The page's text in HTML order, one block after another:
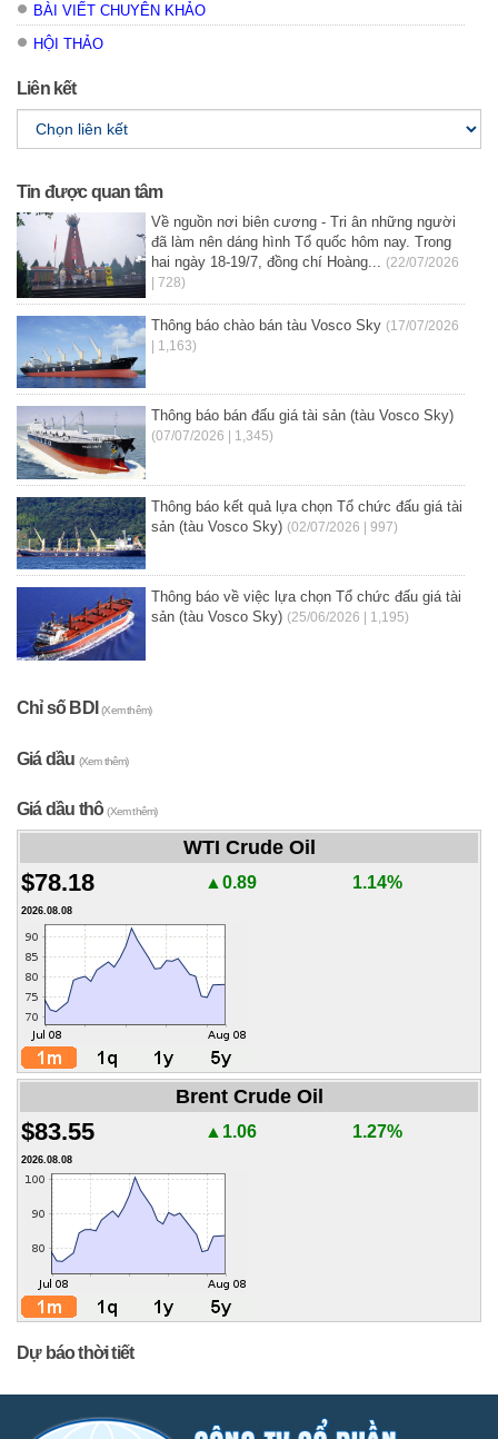
BÀI VIẾT CHUYÊN KHẢO
HỘI THẢO
Liên kết
Tin được quan tâm
Về nguồn nơi biên cương - Tri ân những người
đã làm nên dáng hình Tổ quốc hôm nay. Trong
hai ngày 18-19/7, đồng chí Hoàng...
(22/07/2026
| 728)
Thông báo chào bán tàu Vosco Sky (17/07/2026
| 1,163)
Thông báo bán đấu giá tài sản (tàu Vosco Sky)
(07/07/2026 | 1,345)
Thông báo kết quả lựa chọn Tổ chức đấu giá tài
sản (tàu Vosco Sky) (02/07/2026 | 997)
Thông báo về việc lựa chọn Tổ chức đấu giá tài
sản (tàu Vosco Sky) (25/06/2026 | 1,195)
Chỉ số BDI(Xem thêm)
Giá dầu (Xem thêm)
Giá dầu thô(Xem thêm)
WTI Crude Oil
$78.18 ▲0.89 1.14%
2026.08.08
Brent Crude Oil
$83.55 ▲1.06 1.27%
2026.08.08
Dự báo thời tiết